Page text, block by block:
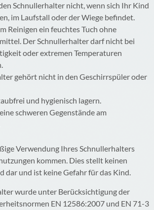
Schnullerhalter nicht, wenn sich Ihr Kind
im Laufstall oder der Wiege befindet.
Reinigen ein feuchtes Tuch ohne
Der Schnullerhalter darf nicht bei
oder extremen Temperaturen
gehört nicht in den Geschirrspüler oder
und hygienisch lagern.
schweren Gegenstände am
Verwendung Ihres Schnullerhalters
kommen. Dies stellt keinen
dar und ist keine Gefahr für das Kind.
wurde unter Berücksichtigung der
EN 12586:2007 und EN 71-3